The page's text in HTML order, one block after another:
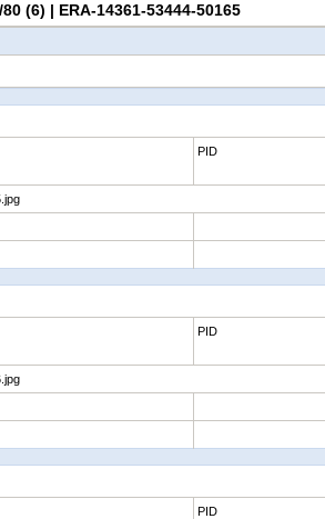
(6) | ERA-14361-53444-50165
PID
PID
PID